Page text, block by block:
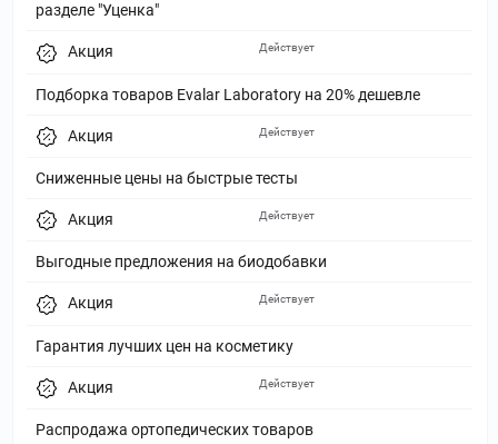
разделе "Уценка"
Акция
Подборка товаров Evalar Laboratory на 20% дешевле
Действует
Акция
Сниженные цены на быстрые тесты
Действует
Акция
Выгодные предложения на биодобавки
Действует
Акция
Гарантия лучших цен на косметику
Действует
Акция
Распродажа ортопедических товаров
Действует